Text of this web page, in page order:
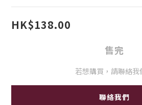
HK$138.00
售完
若想購買，請聯絡我
聯絡我們